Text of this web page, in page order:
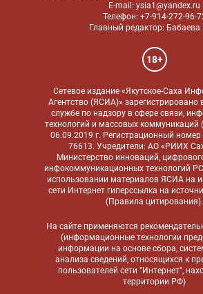
E-mail: ysia1@yandex.ru
Телефон: +7-914-272-96-
Главный редактор: Бабаева
18+
Сетевое издание «Якутское-Саха
Агентство (ЯСИА)» зарегистрировано
службе по надзору в сфере связи,
технологий и массовых коммуникаций
06.09.2019 г. Регистрационный
76613. Учредители: АО «РИИХ
Министерство инноваций,
инфокоммуникационных технологий
использовании материалов ЯСИА на
сети Интернет гиперссылка на
(Правила цитирования).
На сайте применяются
(информационные технологии
информации на основе сбора,
анализа сведений, относящихся к
пользователей сети "Интернет",
территории РФ)